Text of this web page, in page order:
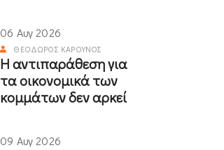
06 Αυγ 2026
ΘΕΌΔΩΡΟΣ ΚΑΡΟΎΝΟΣ
Η αντιπαράθεση για
τα οικονομικά των
κομμάτων δεν αρκεί
09 Αυγ 2026